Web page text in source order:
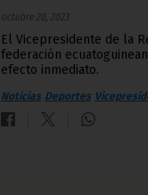
octubre 20, 2023
El Vicepresidente de la
federación
efecto inmediato.
Noticias Deportes